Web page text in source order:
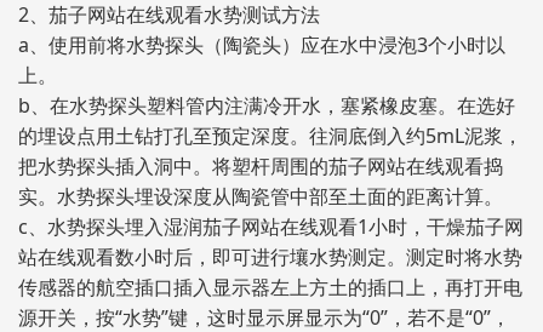
2、茄子网站在线观看水势测试方法
a、使用前将水势探头（陶瓷头）应在水中浸泡3个小时以
上。
b、在水势探头塑料管内注满冷开水，塞紧橡皮塞。在选好
的埋设点用土钻打孔至预定深度。往洞底倒入约5mL泥浆，
把水势探头插入洞中。将塑杆周围的茄子网站在线观看捣
实。水势探头埋设深度从陶瓷管中部至土面的距离计算。
c、水势探头埋入湿润茄子网站在线观看1小时，干燥茄子网
站在线观看数小时后，即可进行壤水势测定。测定时将水势
传感器的航空插口插入显示器左上方土的插口上，再打开电
源开关，按“水势”键，这时显示屏显示为“0”，若不是“0”，